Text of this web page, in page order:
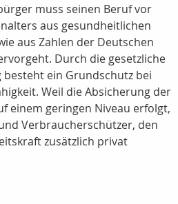
muss seinen Beruf vor
aus gesundheitlichen
aus Zahlen der Deutschen
Durch die gesetzliche
ein Grundschutz bei
Weil die Absicherung der
einem geringen Niveau erfolgt,
Verbraucherschützer, den
zusätzlich privat